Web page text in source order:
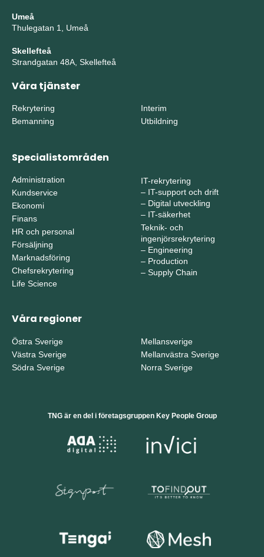
Umeå
Thulegatan 1, Umeå
Skellefteå
Strandgatan 48A, Skellefteå
Våra tjänster
Rekrytering
Bemanning
Interim
Utbildning
Specialistområden
Administration
Kundservice
Ekonomi
Finans
HR och personal
Försäljning
Marknadsföring
Chefsrekrytering
Life Science
IT-rekrytering
– IT-support och drift
– Digital utveckling
– IT-säkerhet
Teknik- och
ingenjörsrekrytering
– Engineering
– Production
– Supply Chain
Våra regioner
Östra Sverige
Västra Sverige
Södra Sverige
Mellansverige
Mellanvästra Sverige
Norra Sverige
TNG är en del i företagsgruppen Key People Group